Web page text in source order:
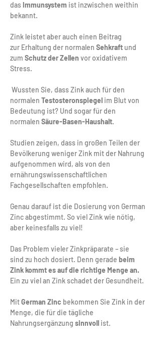
das Immunsystem ist inzwischen weithin
bekannt.
Zink leistet aber auch einen Beitrag
zur Erhaltung der normalen Sehkraft und
zum Schutz der Zellen vor oxidativem
Stress.
normalen Testosteronspiegel im Blut von
Bedeutung ist? Und sogar für den
normalen Säure-Basen-Haushalt.
Studien zeigen, dass in großen Teilen der
Bevölkerung weniger Zink mit der Nahrung
aufgenommen wird, als von den
ernährungswissenschaftlichen
Fachgesellschaften empfohlen.
Genau darauf ist die Dosierung von German
Zinc abgestimmt. So viel Zink wie nötig,
aber keinesfalls zu viel!
Das Problem vieler Zinkpräparate – sie
sind zu hoch dosiert. Denn gerade beim
Zink kommt es auf die richtige Menge an.
Ein zu viel an Zink schadet der Gesundheit.
Mit German Zinc bekommen Sie Zink in der
Menge, die für die tägliche
Nahrungsergänzung sinnvoll ist.